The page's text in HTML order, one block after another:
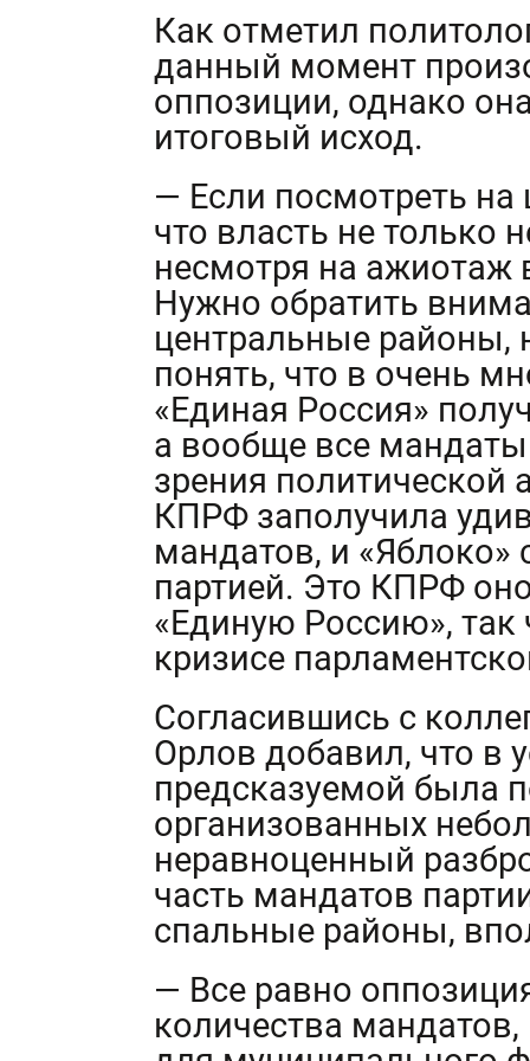
Как отметил
данный момент
оппозиции, однако
итоговый исход.
— Если посмотреть на
что власть не только
несмотря на ажиотаж
Нужно обратить
центральные районы,
понять, что в очень
«Единая Россия»
а вообще все
зрения политической
КПРФ заполучила
мандатов, и «Яблоко»
партией. Это КПРФ
«Единую Россию», так
кризисе
Согласившись с
Орлов добавил, что в
предсказуемой была
организованных
неравноценный
часть мандатов
спальные районы,
— Все равно
количества